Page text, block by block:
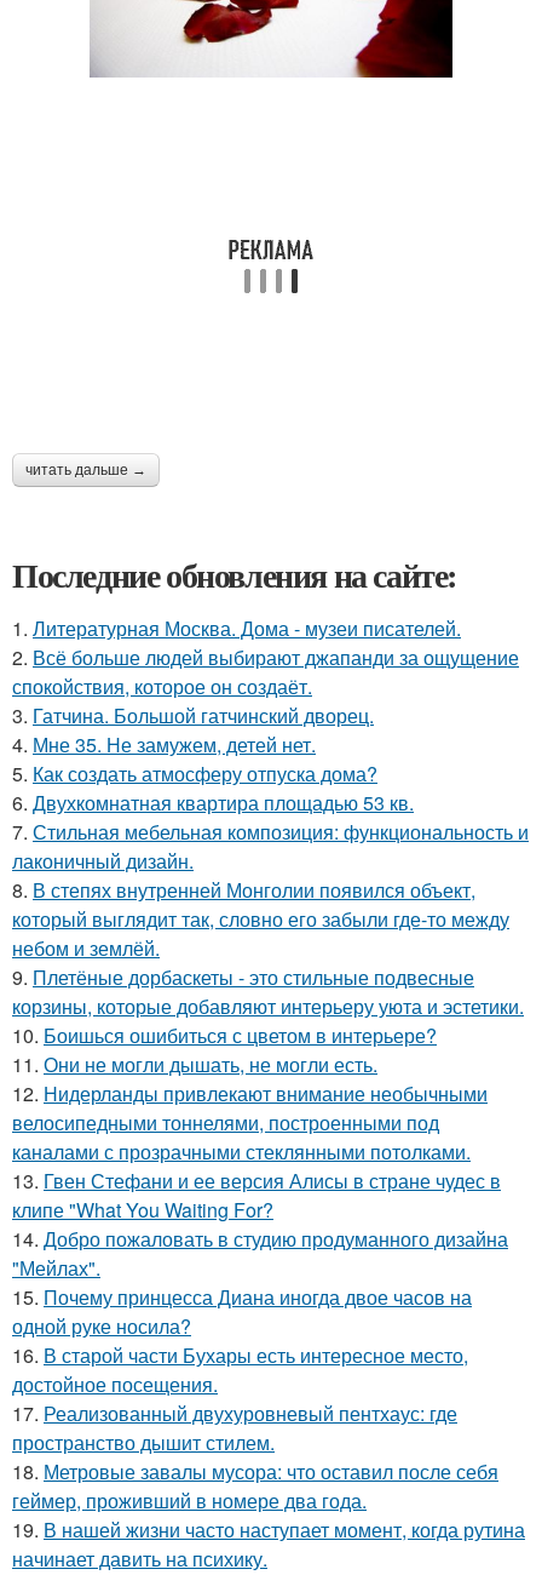
читать дальше →
Последние обновления на сайте:
1. Литературная Москва. Дома - музеи писателей.
2. Всё больше людей выбирают джапанди за ощущение
спокойствия, которое он создаёт.
3. Гатчина. Большой гатчинский дворец.
4. Мне 35. Не замужем, детей нет.
5. Как создать атмосферу отпуска дома?
6. Двухкомнатная квартира площадью 53 кв.
7. Стильная мебельная композиция: функциональность и
лаконичный дизайн.
8. В степях внутренней Монголии появился объект,
который выглядит так, словно его забыли где-то между
небом и землёй.
9. Плетёные дорбаскеты - это стильные подвесные
корзины, которые добавляют интерьеру уюта и эстетики.
10. Боишься ошибиться с цветом в интерьере?
11. Они не могли дышать, не могли есть.
12. Нидерланды привлекают внимание необычными
велосипедными тоннелями, построенными под
каналами с прозрачными стеклянными потолками.
13. Гвен Стефани и ее версия Алисы в стране чудес в
клипе "What You Waiting For?
14. Добро пожаловать в студию продуманного дизайна
"Мейлах".
15. Почему принцесса Диана иногда двое часов на
одной руке носила?
16. В старой части Бухары есть интересное место,
достойное посещения.
17. Реализованный двухуровневый пентхаус: где
пространство дышит стилем.
18. Метровые завалы мусора: что оставил после себя
геймер, проживший в номере два года.
19. В нашей жизни часто наступает момент, когда рутина
начинает давить на психику.